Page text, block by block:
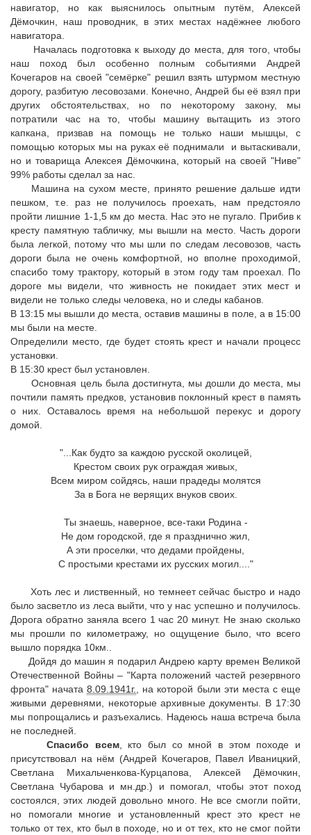
навигатор, но как выяснилось опытным путём, Алексей
Дёмочкин, наш проводник, в этих местах надёжнее любого
навигатора.
Началась подготовка к выходу до места, для того, чтобы
наш поход был особенно полным событиями Андрей
Кочегаров на своей "семёрке" решил взять штурмом местную
дорогу, разбитую лесовозами. Конечно, Андрей бы её взял при
других обстоятельствах, но по некоторому закону, мы
потратили час на то, чтобы машину вытащить из этого
капкана, призвав на помощь не только наши мышцы, с
помощью которых мы на руках её поднимали и вытаскивали,
но и товарища Алексея Дёмочкина, который на своей "Ниве"
99% работы сделал за нас.
Машина на сухом месте, принято решение дальше идти
пешком, т.е. раз не получилось проехать, нам предстояло
пройти лишние 1-1,5 км до места. Нас это не пугало. Прибив к
кресту памятную табличку, мы вышли на место. Часть дороги
была легкой, потому что мы шли по следам лесовозов, часть
дороги была не очень комфортной, но вполне проходимой,
спасибо тому трактору, который в этом году там проехал. По
дороге мы видели, что живность не покидает этих мест и
видели не только следы человека, но и следы кабанов.
В 13:15 мы вышли до места, оставив машины в поле, а в 15:00
мы были на месте.
Определили место, где будет стоять крест и начали процесс
установки.
В 15:30 крест был установлен.
Основная цель была достигнута, мы дошли до места, мы
почтили память предков, установив поклонный крест в память
о них. Оставалось время на небольшой перекус и дорогу
домой.
"...Как будто за каждою русской околицей,
Крестом своих рук ограждая живых,
Всем миром сойдясь, наши прадеды молятся
За в Бога не верящих внуков своих.
Ты знаешь, наверное, все-таки Родина -
Не дом городской, где я празднично жил,
А эти проселки, что дедами пройдены,
С простыми крестами их русских могил...."
Хоть лес и лиственный, но темнеет сейчас быстро и надо
было засветло из леса выйти, что у нас успешно и получилось.
Дорога обратно заняла всего 1 час 20 минут. Не знаю сколько
мы прошли по километражу, но ощущение было, что всего
вышло порядка 10км..
Дойдя до машин я подарил Андрею карту времен Великой
Отечественной Войны – "Карта положений частей резервного
фронта" начата8.09.1941г.
, на которой были эти места с еще
живыми деревнями, некоторые архивные документы. В 17:30
мы попрощались и разъехались. Надеюсь наша встреча была
не последней.
Спасибо всем, кто был со мной в этом походе и
присутствовал на нём (Андрей Кочегаров, Павел Иваницкий,
Светлана Михальченкова-Курцапова, Алексей Дёмочкин,
Светлана Чубарова и мн.др.) и помогал, чтобы этот поход
состоялся, этих людей довольно много. Не все смогли пойти,
но помогали многие и установленный крест это крест не
только от тех, кто был в походе, но и от тех, кто не смог пойти